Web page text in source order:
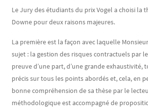
Le Jury des étudiants du prix Vogel a choisi la
Downe pour deux raisons majeures.
La première est la façon avec laquelle
sujet : la gestion des risques contractuels par
preuve d’une part, d’une grande exhaustivité,
précis sur tous les points abordés et, cela, en
bonne compréhension de sa thèse par le
méthodologique est accompagné de